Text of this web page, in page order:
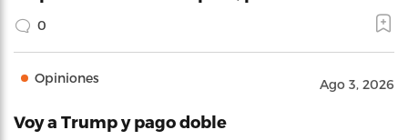
0
Opiniones Ago 3, 2026
Voy a Trump y pago doble